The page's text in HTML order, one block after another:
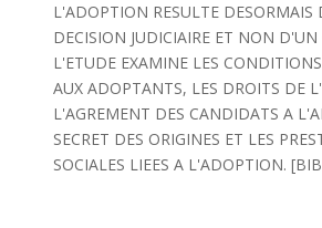
L'ADOPTION RESULTE DESORMAIS
DECISION JUDICIAIRE ET NON D'UN
L'ETUDE EXAMINE LES
AUX ADOPTANTS, LES DROITS DE
L'AGREMENT DES CANDIDATS A
SECRET DES ORIGINES ET LES
SOCIALES LIEES A L'ADOPTION.